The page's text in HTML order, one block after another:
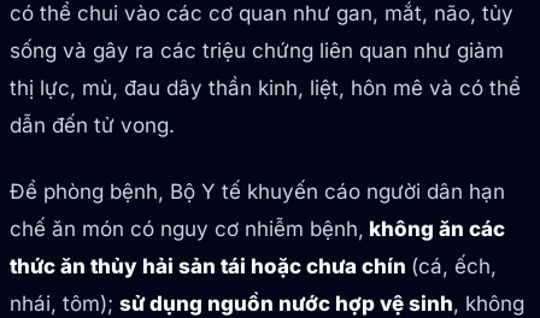
có thể chui vào các cơ quan như gan, mắt, não, tủy
sống và gây ra các triệu chứng liên quan như giảm
thị lực, mù, đau dây thần kinh, liệt, hôn mê và có thể
dẫn đến tử vong.
Để phòng bệnh, Bộ Y tế khuyến cáo người dân hạn
chế ăn món có nguy cơ nhiễm bệnh, không ăn các
thức ăn thủy hải sản tái hoặc chưa chín (cá, ếch,
nhái, tôm); sử dụng nguồn nước hợp vệ sinh, không